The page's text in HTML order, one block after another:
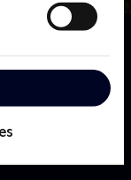
mennesker.
de realiserer
haveanlæg